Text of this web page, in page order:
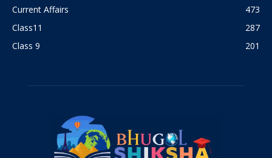
Current Affairs
473
Class11
287
Class 9
201